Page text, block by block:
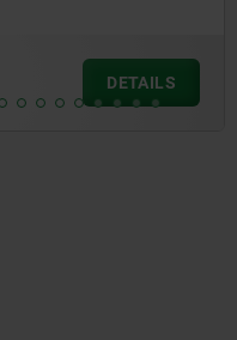
17,91 CHF
zzgl. Versandkosten